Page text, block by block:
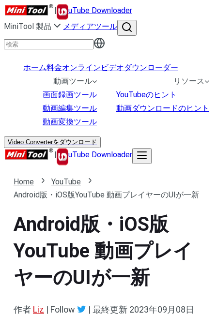
|
uTube Downloader
MiniTool 製品
メディアツール
ホーム料金オンラインビデオダウンローダー
動画ツール
画面録画ツール
動画編集ツール
動画変換ツール
リソース
YouTubeのヒント
動画ダウンロードのヒント
Video Converterをダウンロード
| uTube Downloader
Home
YouTube
Android版・iOS版YouTube 動画プレイヤーのUIが一新
Android版・iOS版
YouTube 動画プレイ
ヤーのUIが一新
作者 Liz | Follow | 最終更新 2023年09月08日